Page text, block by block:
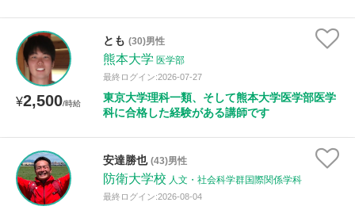
¥2,500/時給
とも (30)男性
熊本大学 医学部
最終ログイン:2026-07-27
東京大学理科一類、そして熊本大学医学部医学
科に合格した経験がある講師です
安達勝也 (43)男性
防衛大学校 人文・社会科学群国際関係学科
最終ログイン:2026-08-04